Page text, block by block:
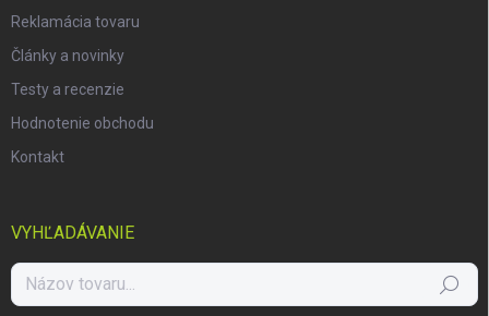
Reklamácia tovaru
Články a novinky
Testy a recenzie
Hodnotenie obchodu
Kontakt
VYHĽADÁVANIE
Hľadať